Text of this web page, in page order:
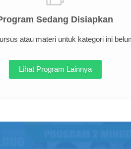
Sedang Disiapkan
atau materi untuk kategori ini
Lihat Program Lainnya